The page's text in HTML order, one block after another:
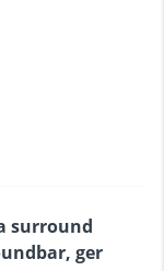
surround
ger